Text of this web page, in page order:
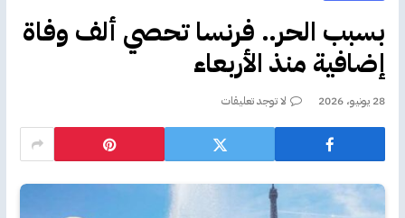
بسبب الحر.. فرنسا تحصي ألف وفاة
إضافية منذ الأربعاء
28 يونيو، 2026 لا توجد تعليقات